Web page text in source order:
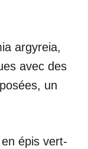
argyreia,
avec des
un
épis vert-